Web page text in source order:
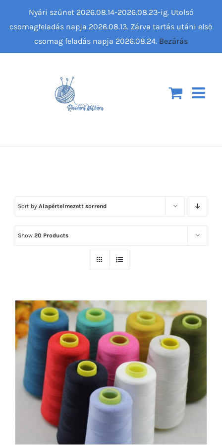
Sort by Alapértelmezett sorrend
Show 20 Products
Nyári szünet 2026.08.14-2026.08.23-ig. Utolsó
csomagfeladás napja 2026.08.13. Zárva tartás utáni első
csomag feladás napja 2026.08.24. Bezárás